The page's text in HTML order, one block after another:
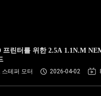
프린터를 위한 2.5A 1.1N.M
테퍼 모터 2026-04-02